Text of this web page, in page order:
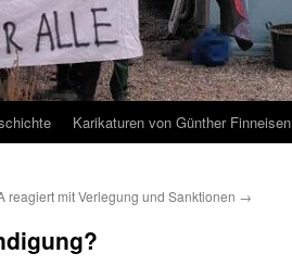
Karikaturen von Günther Finneisen
reagiert mit Verlegung und Sanktionen →